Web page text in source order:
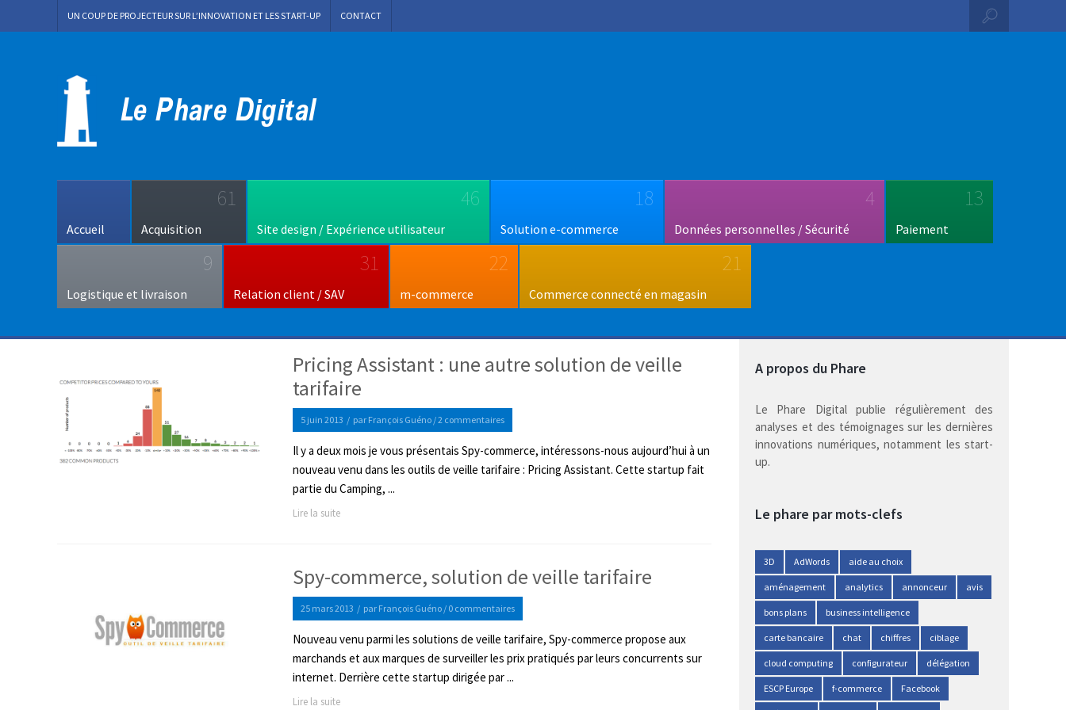
UN COUP DE PROJECTEUR SUR L’INNOVATION ET LES START-UP CONTACT
Accueil
61
Acquisition
46
Site design / Expérience utilisateur
18
Solution e-commerce
4
Données personnelles / Sécurité
13
Paiement
9
Logistique et livraison
31
Relation client / SAV
22
m-commerce
21
Commerce connecté en magasin
Pricing Assistant : une autre solution de veille
tarifaire
5 juin 2013 / par François Guéno /2 commentaires
Il y a deux mois je vous présentais Spy-commerce, intéressons-nous aujourd’hui à un
nouveau venu dans les outils de veille tarifaire : Pricing Assistant. Cette startup fait
partie du Camping, ...
Lire la suite
Spy-commerce, solution de veille tarifaire
25 mars 2013 / par François Guéno / 0 commentaires
Nouveau venu parmi les solutions de veille tarifaire, Spy-commerce propose aux
marchands et aux marques de surveiller les prix pratiqués par leurs concurrents sur
internet. Derrière cette startup dirigée par ...
Lire la suite
A propos du Phare
Le Phare Digital publie régulièrement des
analyses et des témoignages sur les dernières
innovations numériques, notamment les start-
up.
Le phare par mots-clefs
3D AdWords aide au choix
aménagement analytics annonceur avis
bons plans business intelligence
carte bancaire chat chiffres ciblage
cloud computing configurateur délégation
ESCP Europe f-commerce Facebook